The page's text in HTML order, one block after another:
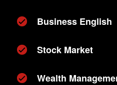
Business English
Stock Market
Wealth